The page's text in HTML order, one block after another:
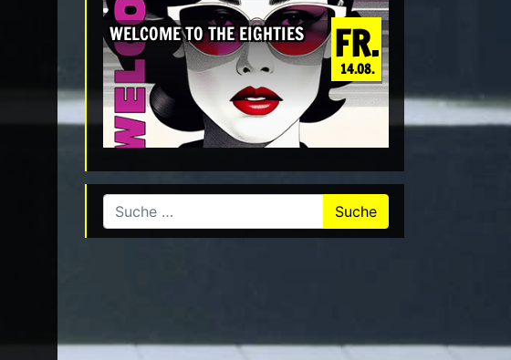
FR.
14.08.
WELCOME TO THE EIGHTIES
Suche nach: